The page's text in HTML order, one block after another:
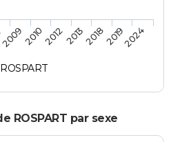
ROSPART
2009201020122013201820192024
ROSPART par sexe